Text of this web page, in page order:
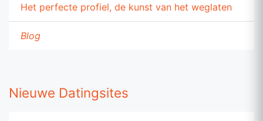
Het perfecte profiel, de kunst van het weglaten
Blog
Nieuwe Datingsites